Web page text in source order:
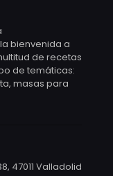
bienvenida a
de recetas
de temáticas:
masas para
47011 Valladolid